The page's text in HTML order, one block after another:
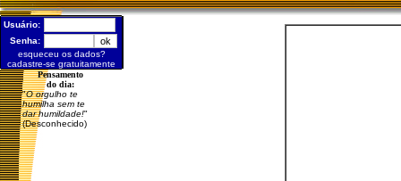
Usuário:
Senha:
esqueceu os dados?
cadastre-se gratuitamente
Pensamento
do dia:
"O orgulho te
humilha sem te
dar humildade!"
(Desconhecido)